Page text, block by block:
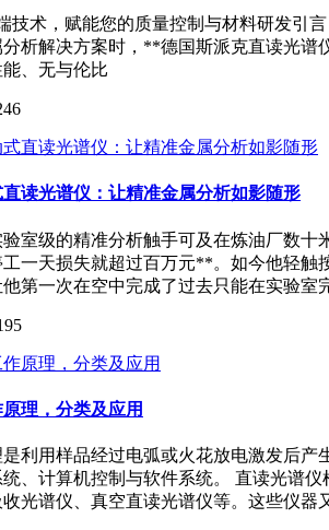
技术，赋能您的质量控制与材料研发引
析解决方案时，**德国斯派克直读光谱
、无与伦比
读光谱仪：让精准金属分析如影随形
室级的精准分析触手可及在炼油厂数
一天损失就超过百万元**。如今他轻触
第一次在空中完成了过去只能在实验室
理，分类及应用
利用样品经过电弧或火花放电激发后产
、计算机控制与软件系统。 直读光谱
光谱仪、真空直读光谱仪等。这些仪器